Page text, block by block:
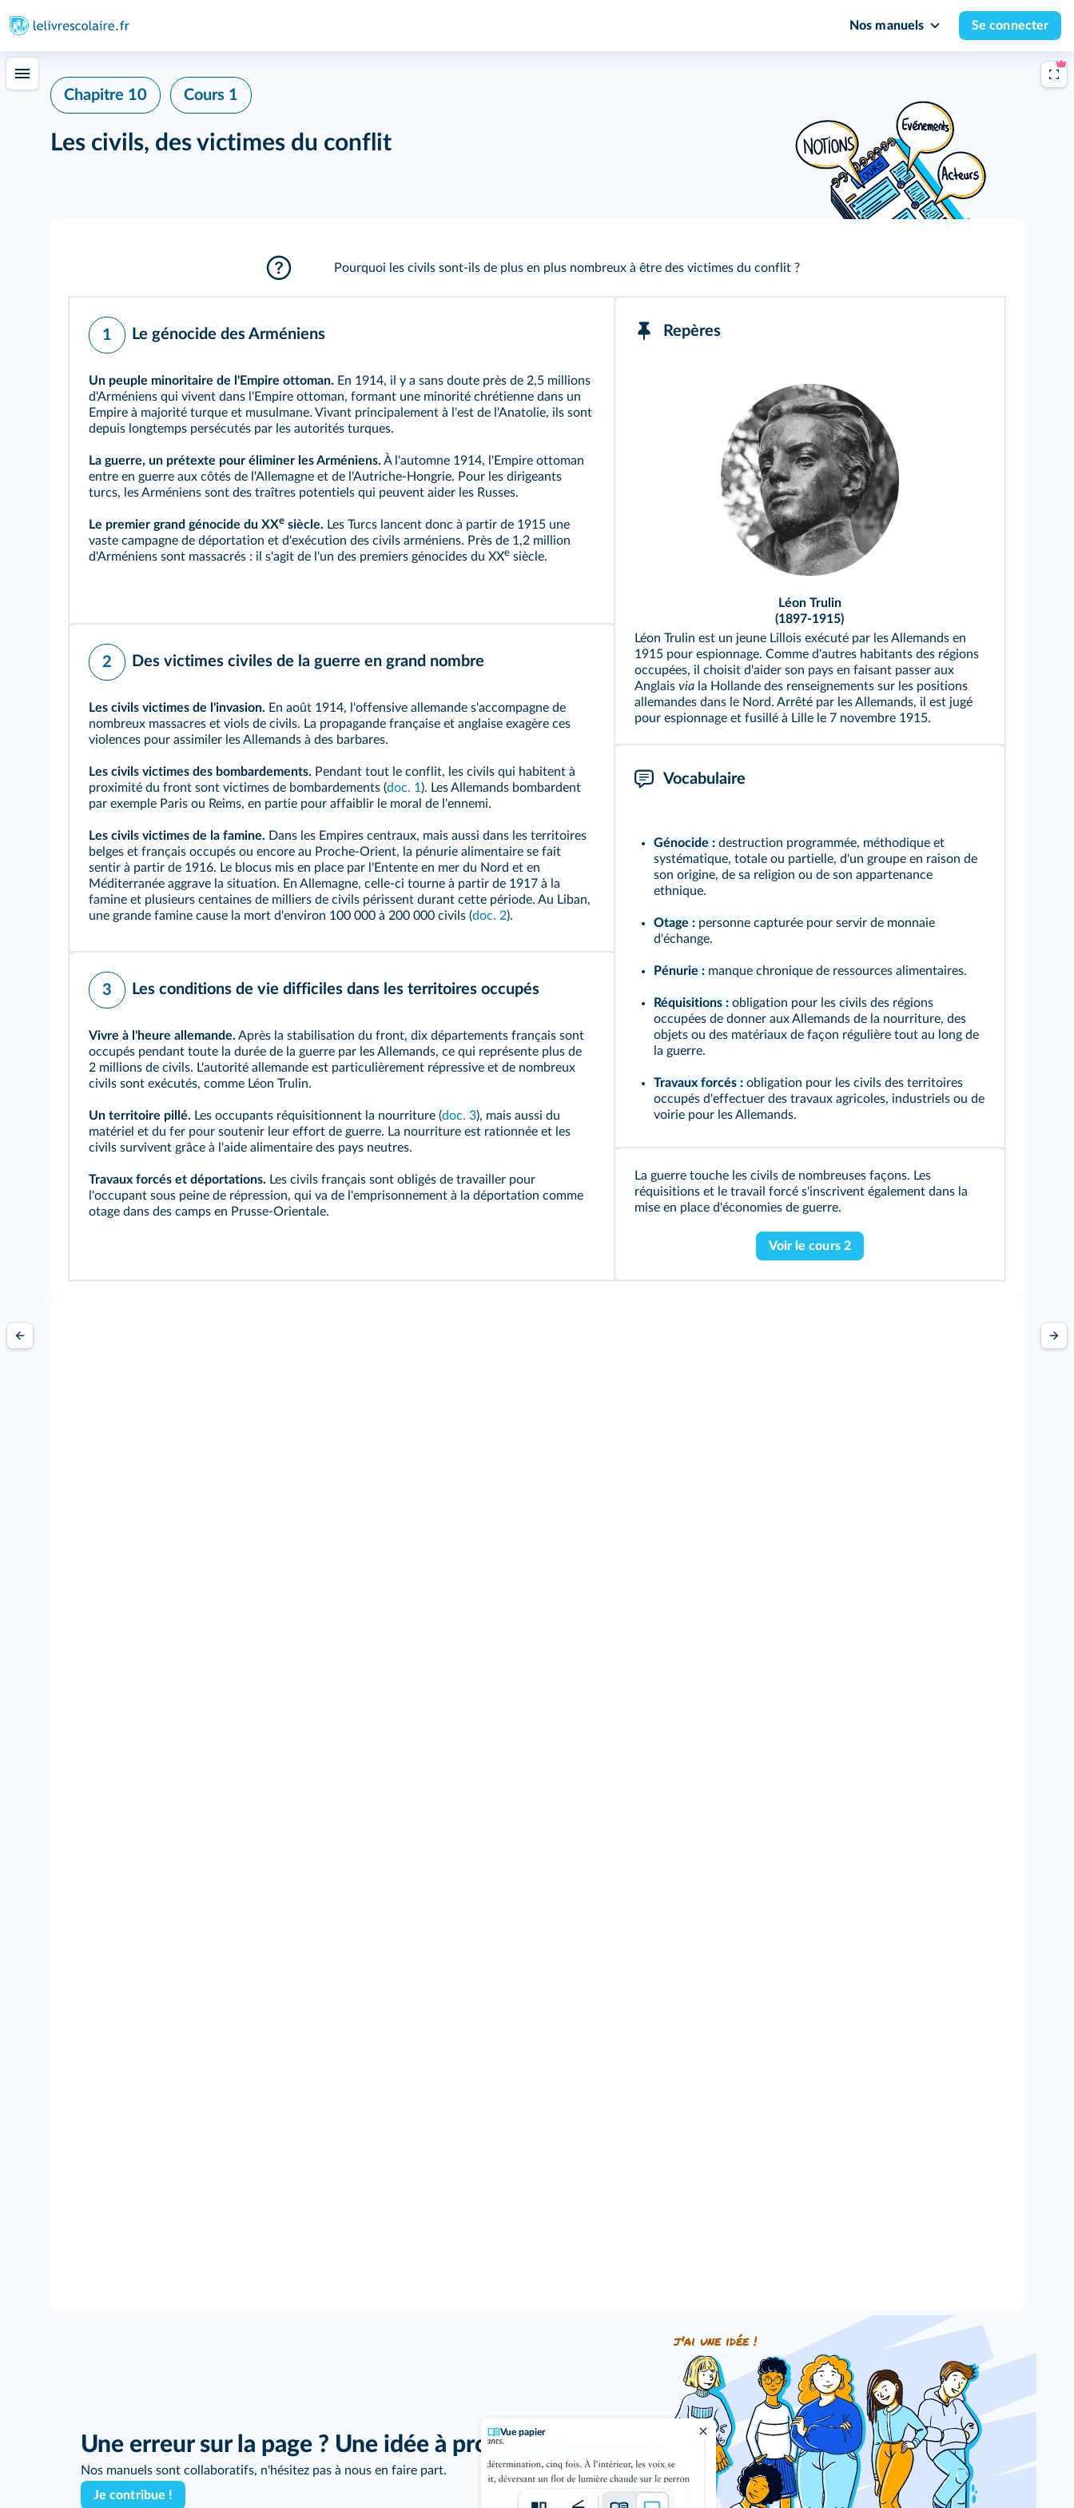
Nos manuels Se connecter
Vue papier
Chapitre 10 Cours 1
Les civils, des victimes du conflit
Pourquoi les civils sont-ils de plus en plus nombreux à être des victimes du conflit ?
1 Le génocide des Arméniens
Un peuple minoritaire de l'Empire ottoman. En 1914, il y a sans doute près de 2,5 millions
d'Arméniens qui vivent dans l'Empire ottoman, formant une minorité chrétienne dans un
Empire à majorité turque et musulmane. Vivant principalement à l'est de l'Anatolie, ils sont
depuis longtemps persécutés par les autorités turques.
La guerre, un prétexte pour éliminer les Arméniens. À l'automne 1914, l'Empire ottoman
entre en guerre aux côtés de l'Allemagne et de l'Autriche‑Hongrie. Pour les dirigeants
turcs, les Arméniens sont des traîtres potentiels qui peuvent aider les Russes.
Le premier grand génocide du XXe siècle. Les Turcs lancent donc à partir de 1915 une
vaste campagne de déportation et d'exécution des civils arméniens. Près de 1,2 million
d'Arméniens sont massacrés : il s'agit de l'un des premiers génocides du XXe siècle.
2 Des victimes civiles de la guerre en grand nombre
Les civils victimes de l'invasion. En août 1914, l'offensive allemande s'accompagne de
nombreux massacres et viols de civils. La propagande française et anglaise exagère ces
violences pour assimiler les Allemands à des barbares.
Les civils victimes des bombardements. Pendant tout le conflit, les civils qui habitent à
proximité du front sont victimes de bombardements (doc. 1). Les Allemands bombardent
par exemple Paris ou Reims, en partie pour affaiblir le moral de l'ennemi.
Les civils victimes de la famine. Dans les Empires centraux, mais aussi dans les territoires
belges et français occupés ou encore au Proche‑Orient, la pénurie alimentaire se fait
sentir à partir de 1916. Le blocus mis en place par l'Entente en mer du Nord et en
Méditerranée aggrave la situation. En Allemagne, celle‑ci tourne à partir de 1917 à la
famine et plusieurs centaines de milliers de civils périssent durant cette période. Au Liban,
une grande famine cause la mort d'environ 100 000 à 200 000 civils (doc. 2).
3 Les conditions de vie difficiles dans les territoires occupés
Vivre à l'heure allemande. Après la stabilisation du front, dix départements français sont
occupés pendant toute la durée de la guerre par les Allemands, ce qui représente plus de
2 millions de civils. L'autorité allemande est particulièrement répressive et de nombreux
civils sont exécutés, comme Léon Trulin.
Un territoire pillé. Les occupants réquisitionnent la nourriture (doc. 3), mais aussi du
matériel et du fer pour soutenir leur effort de guerre. La nourriture est rationnée et les
civils survivent grâce à l'aide alimentaire des pays neutres.
Travaux forcés et déportations. Les civils français sont obligés de travailler pour
l'occupant sous peine de répression, qui va de l'emprisonnement à la déportation comme
otage dans des camps en Prusse-Orientale.
Repères
Léon Trulin
(1897-1915)
Léon Trulin est un jeune Lillois exécuté par les Allemands en
1915 pour espionnage. Comme d'autres habitants des régions
occupées, il choisit d'aider son pays en faisant passer aux
Anglais viala Hollande des renseignements sur les positions
allemandes dans le Nord. Arrêté par les Allemands, il est jugé
pour espionnage et fusillé à Lille le 7 novembre 1915.
Vocabulaire
Génocide :destruction programmée, méthodique et
systématique, totale ou partielle, d'un groupe en raison de
son origine, de sa religion ou de son appartenance
ethnique.
Otage :personne capturée pour servir de monnaie
d'échange.
Pénurie :manque chronique de ressources alimentaires.
Réquisitions :obligation pour les civils des régions
occupées de donner aux Allemands de la nourriture, des
objets ou des matériaux de façon régulière tout au long de
la guerre.
Travaux forcés :obligation pour les civils des territoires
occupés d'effectuer des travaux agricoles, industriels ou de
voirie pour les Allemands.
La guerre touche les civils de nombreuses façons. Les
réquisitions et le travail forcé s'inscrivent également dans la
mise en place d'économies de guerre.
Voir le cours 2
Une erreur sur la page ? Une idée à proposer ?
Nos manuels sont collaboratifs, n'hésitez pas à nous en faire part.
Je contribue !
j'ai une idée !